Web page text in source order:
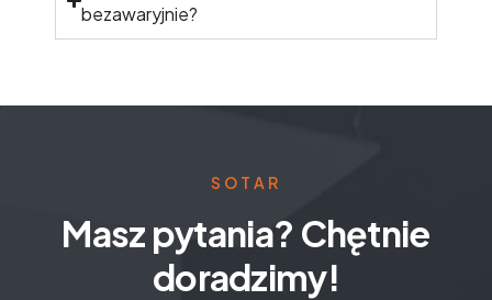
bezawaryjnie?
SOTAR
Masz pytania? Chętnie
doradzimy!